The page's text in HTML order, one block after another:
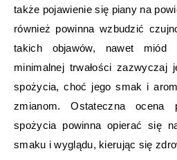
także pojawienie się piany na
również powinna wzbudzić
takich objawów, nawet miód
minimalnej trwałości zazwyczaj
spożycia, choć jego smak i
zmianom. Ostateczna ocena
spożycia powinna opierać się
smaku i wyglądu, kierując się